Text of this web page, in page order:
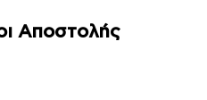
Αποστολής